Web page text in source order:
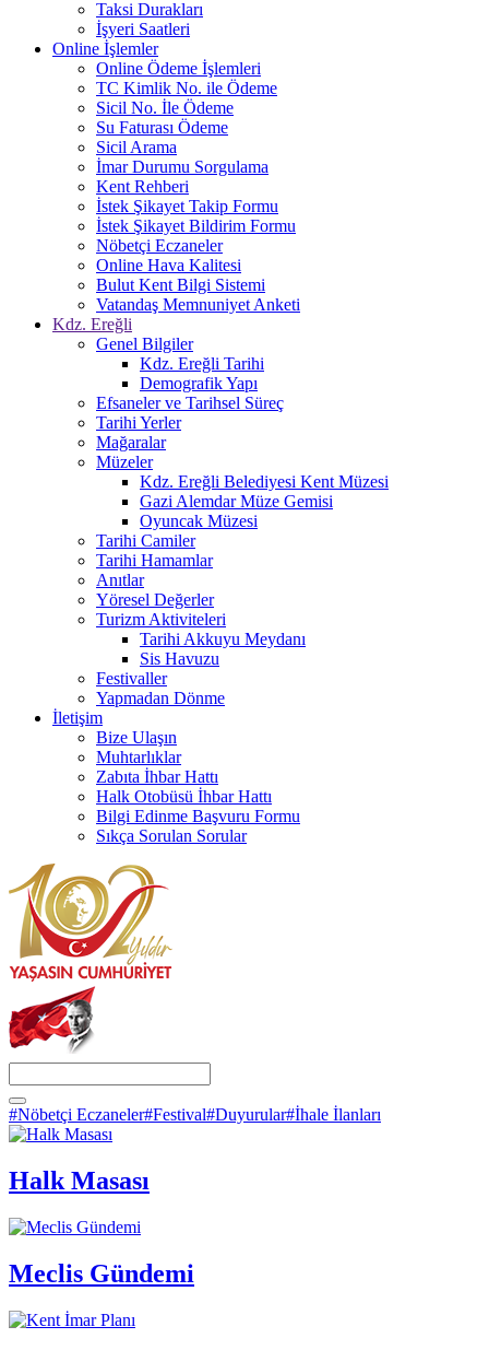
Taksi Durakları
İşyeri Saatleri
Online İşlemler
Online Ödeme İşlemleri
TC Kimlik No. ile Ödeme
Sicil No. İle Ödeme
Su Faturası Ödeme
Sicil Arama
İmar Durumu Sorgulama
Kent Rehberi
İstek Şikayet Takip Formu
İstek Şikayet Bildirim Formu
Nöbetçi Eczaneler
Online Hava Kalitesi
Bulut Kent Bilgi Sistemi
Vatandaş Memnuniyet Anketi
Kdz. Ereğli
Genel Bilgiler
Kdz. Ereğli Tarihi
Demografik Yapı
Efsaneler ve Tarihsel Süreç
Tarihi Yerler
Mağaralar
Müzeler
Kdz. Ereğli Belediyesi Kent Müzesi
Gazi Alemdar Müze Gemisi
Oyuncak Müzesi
Tarihi Camiler
Tarihi Hamamlar
Anıtlar
Yöresel Değerler
Turizm Aktiviteleri
Tarihi Akkuyu Meydanı
Sis Havuzu
Festivaller
Yapmadan Dönme
İletişim
Bize Ulaşın
Muhtarlıklar
Zabıta İhbar Hattı
Halk Otobüsü İhbar Hattı
Bilgi Edinme Başvuru Formu
Sıkça Sorulan Sorular
#Nöbetçi Eczaneler#Festival#Duyurular#İhale İlanları
Halk Masası
Meclis Gündemi